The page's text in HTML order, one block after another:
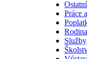
Ostatní
Práce
Služby